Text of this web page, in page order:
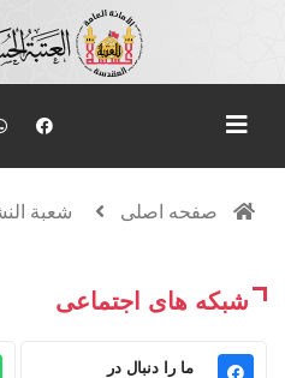
صفحه اصلی شعبة
شبکه های اجتماعی
ما را دنبال در